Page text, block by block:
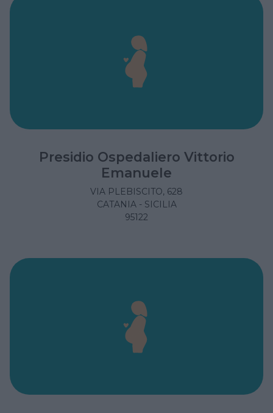
Presidio Ospedaliero Vittorio
Emanuele
VIA PLEBISCITO, 628
CATANIA - SICILIA
95122